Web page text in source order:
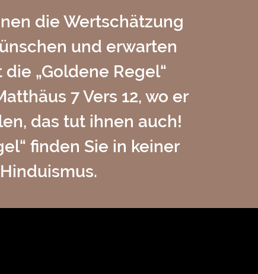
die Wertschätzung
und erwarten
„Goldene Regel“
7 Vers 12, wo er
das tut ihnen auch!
finden Sie in keiner